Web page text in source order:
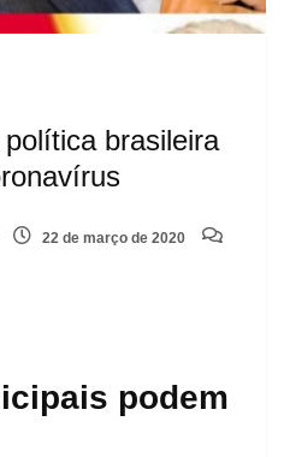
brasileira
22 de março de 2020
podem